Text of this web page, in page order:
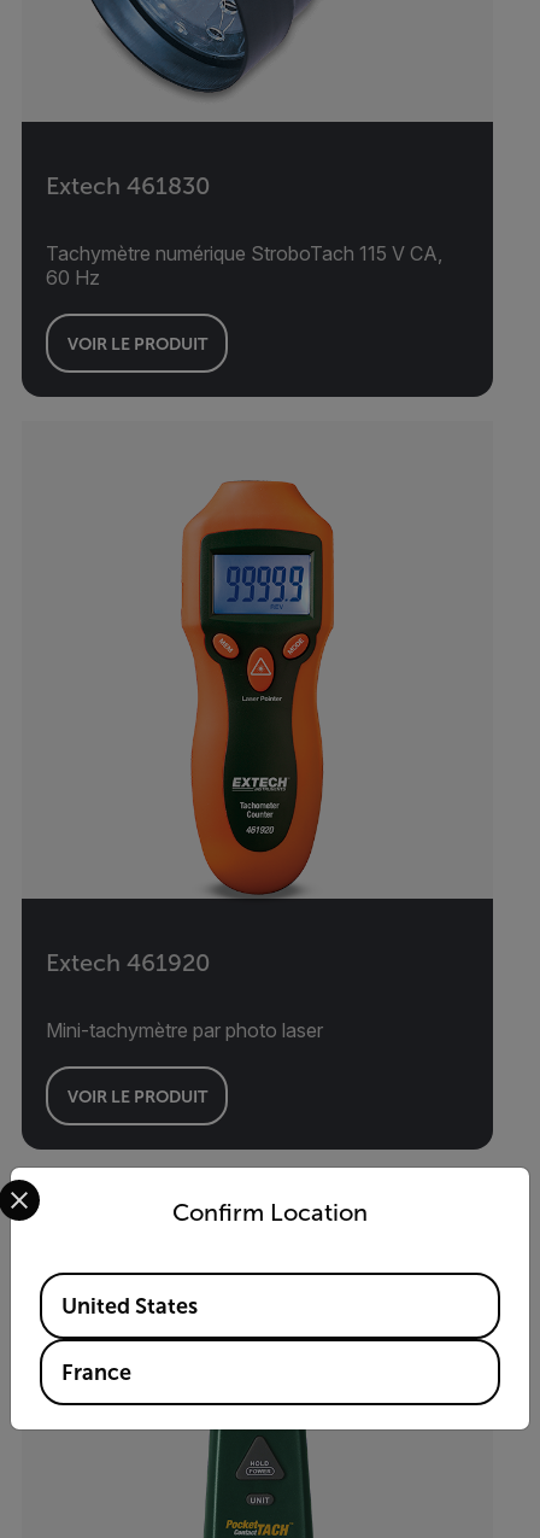
Extech 461830
Tachymètre numérique StroboTach 115 V CA,
60 Hz
VOIR LE PRODUIT
Extech 461920
Mini-tachymètre par photo laser
VOIR LE PRODUIT
Confirm Location
Select your preferred country and language from the
Available Locations
United States
France